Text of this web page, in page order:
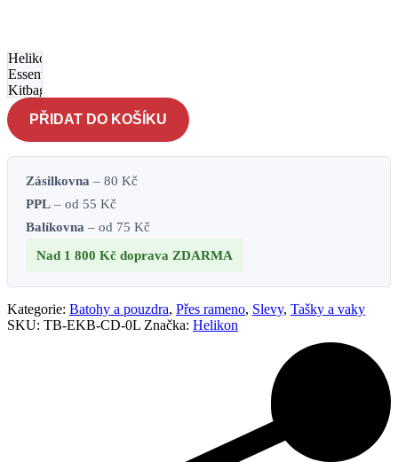
Helikon
Essential
Kitbag -
desert
nightcamo
množství
PŘIDAT DO KOŠÍKU
Zásilkovna – 80 Kč
PPL – od 55 Kč
Balíkovna – od 75 Kč
Nad 1 800 Kč doprava ZDARMA
Kategorie: Batohy a pouzdra, Přes rameno, Slevy, Tašky a vaky
SKU: TB-EKB-CD-0L Značka: Helikon